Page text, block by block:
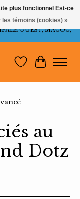
POUR LES
OUEST, MAGOG,
Liste dePanier
au
Dotz
plus fonctionnel Est-ce
les témoins (cookies) »